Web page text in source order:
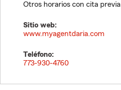
Otros horarios con cita previa
Sitio web:
www.myagentdaria.com
Teléfono:
773-930-4760